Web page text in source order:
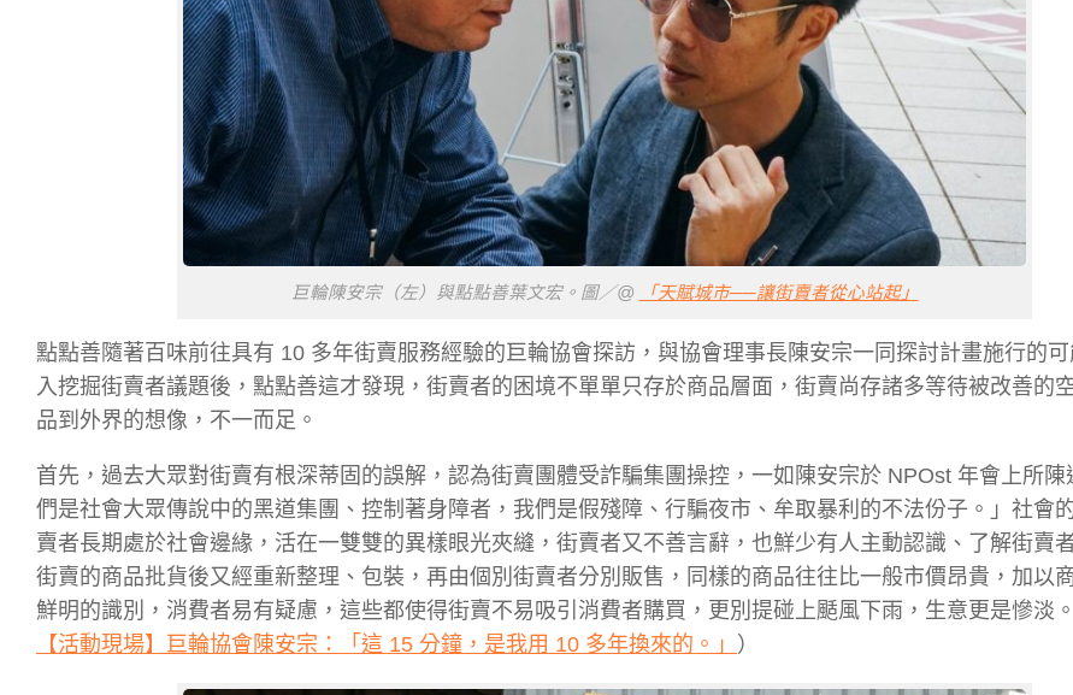
巨輪陳安宗（左）與點點善葉文宏。圖／@ 「天賦城市──讓街賣者從心站起」
點點善隨著百味前往具有 10 多年街賣服務經驗的巨輪協會探訪，與協會理事長陳安宗一同探討計畫施行的
入挖掘街賣者議題後，點點善這才發現，街賣者的困境不單單只存於商品層面，街賣尚存諸多等待被改善的
品到外界的想像，不一而足。
首先，過去大眾對街賣有根深蒂固的誤解，認為街賣團體受詐騙集團操控，一如陳安宗於 NPOst 年會上所陳
們是社會大眾傳說中的黑道集團、控制著身障者，我們是假殘障、行騙夜市、牟取暴利的不法份子。」社會
賣者長期處於社會邊緣，活在一雙雙的異樣眼光夾縫，街賣者又不善言辭，也鮮少有人主動認識、了解街賣
街賣的商品批貨後又經重新整理、包裝，再由個別街賣者分別販售，同樣的商品往往比一般市價昂貴，加以
鮮明的識別，消費者易有疑慮，這些都使得街賣不易吸引消費者購買，更別提碰上颳風下雨，生意更是慘淡
【活動現場】巨輪協會陳安宗：「這 15 分鐘，是我用 10 多年換來的。」 ）